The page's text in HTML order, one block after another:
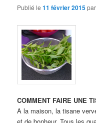
Publié le11 février 2015
COMMENT FAIRE UNE
A la maison, la tisane